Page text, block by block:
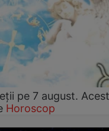
pe 7 august. Acest
Horoscop